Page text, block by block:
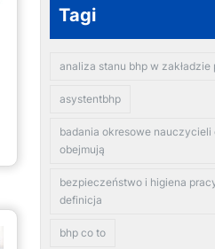
Tagi
analiza stanu bhp w zakładzie
asystentbhp
badania okresowe nauczycieli
obejmują
bezpieczeństwo i higiena
definicja
bhp co to